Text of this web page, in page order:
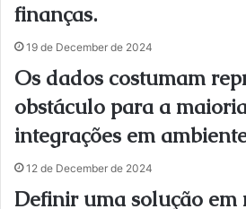
finanças.
19 de December de 2024
Os dados costumam
obstáculo para a
integrações em
12 de December de 2024
Definir uma solução em